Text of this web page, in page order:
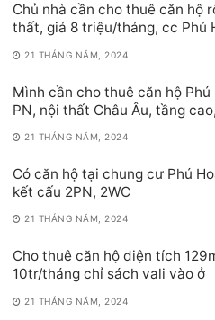
Chủ nhà cần cho thuê căn hộ
thất, giá 8 triệu/tháng, cc Phú
21 THÁNG NĂM, 2024
Mình cần cho thuê căn hộ Phú
PN, nội thất Châu Âu, tầng
21 THÁNG NĂM, 2024
Có căn hộ tại chung cư Phú
kết cấu 2PN, 2WC
21 THÁNG NĂM, 2024
Cho thuê căn hộ diện tích
10tr/tháng chỉ sách vali vào ở
21 THÁNG NĂM, 2024